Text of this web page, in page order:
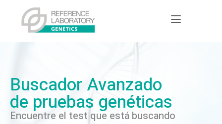
Buscador Avanzado
de pruebas genéticas
Encuentre el test que está buscando